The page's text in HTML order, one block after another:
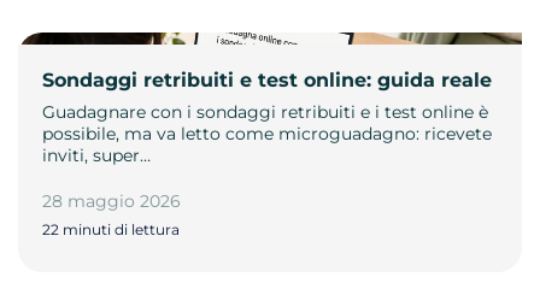
Sondaggi retribuiti e test online: guida reale
Guadagnare con i sondaggi retribuiti e i test online è
possibile, ma va letto come microguadagno: ricevete
inviti, super…
28 maggio 2026
22 minuti di lettura